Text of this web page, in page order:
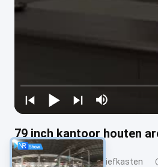
79 inch kantoor houten
Kantoor houten archiefkasten